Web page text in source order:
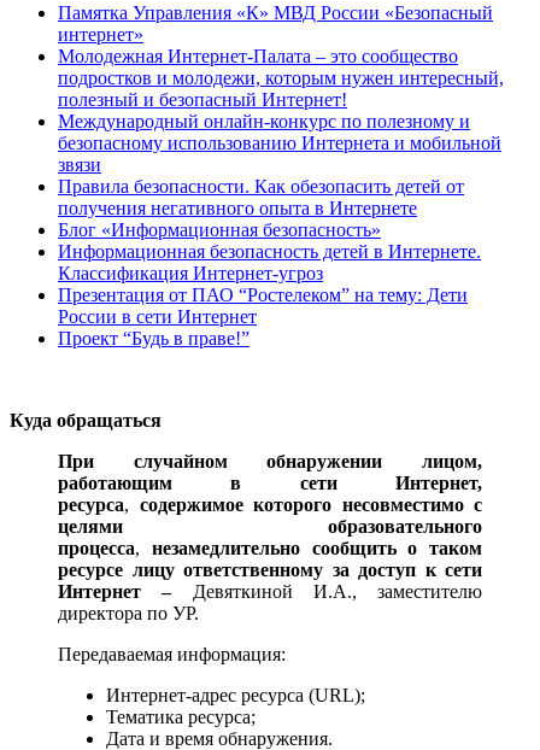
Памятка Управления «К» МВД России «Безопасный
интернет»
Молодежная Интернет-Палата – это сообщество
подростков и молодежи, которым нужен интересный,
полезный и безопасный Интернет!
Международный онлайн-конкурс по полезному и
безопасному использованию Интернета и мобильной
звязи
Правила безопасности. Как обезопасить детей от
получения негативного опыта в Интернете
Блог «Информационная безопасность»
Информационная безопасность детей в Интернете.
Классификация Интернет-угроз
Презентация от ПАО “Ростелеком” на тему: Дети
России в сети Интернет
Проект “Будь в праве!”
Куда обращаться
При случайном обнаружении лицом,
работающим в сети Интернет,
ресурса, содержимое которого несовместимо с
целями образовательного
процесса, незамедлительно сообщить о таком
ресурсе лицу ответственному за доступ к сети
Интернет – Девяткиной И.А., заместителю
директора по УР.
Передаваемая информация:
Интернет-адрес ресурса (URL);
Тематика ресурса;
Дата и время обнаружения.